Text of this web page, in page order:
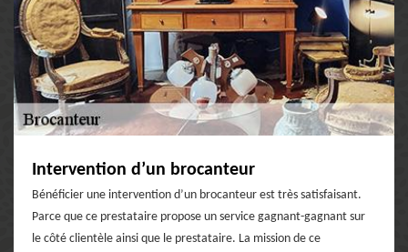
Intervention d’un brocanteur
Bénéficier une intervention d’un brocanteur est très satisfaisant.
Parce que ce prestataire propose un service gagnant-gagnant sur
le côté clientèle ainsi que le prestataire. La mission de ce